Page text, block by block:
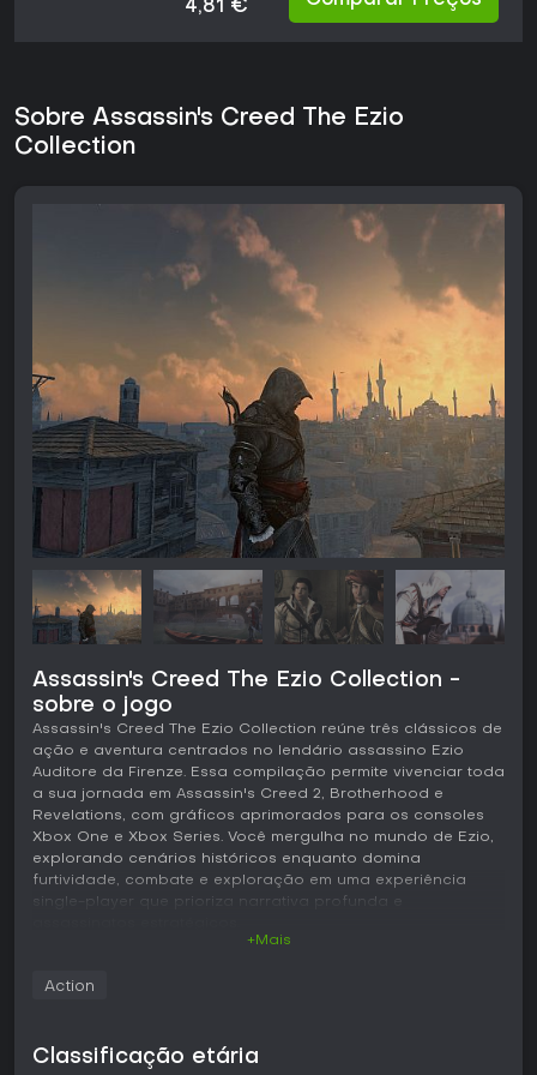
4,81 €
Sobre Assassin's Creed The Ezio
Collection
Assassin's Creed The Ezio Collection -
sobre o jogo
Assassin's Creed The Ezio Collection reúne três clássicos de
ação e aventura centrados no lendário assassino Ezio
Auditore da Firenze. Essa compilação permite vivenciar toda
a sua jornada em Assassin's Creed 2, Brotherhood e
Revelations, com gráficos aprimorados para os consoles
Xbox One e Xbox Series. Você mergulha no mundo de Ezio,
explorando cenários históricos enquanto domina
furtividade, combate e exploração em uma experiência
single-player que prioriza narrativa profunda e
multidão para escapar da detecção. O combate combina
+Mais
Action
Classificação etária